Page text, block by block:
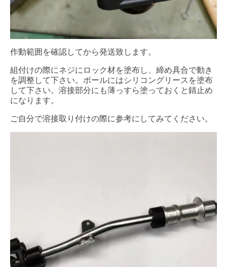
作動範囲を確認してから発送致します。
組付けの際にネジにロック材を塗布し、締め具合で動き
を調整して下さい。ボールにはシリコングリースを塗布
して下さい。溶接部分にも薄っすら塗っておくと錆止め
になります。
ご自分で溶接取り付けの際に参考にしてみてください。